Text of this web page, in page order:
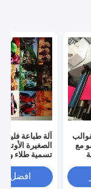
مع
آلة طباعة
تسمية طلاء
تسمية فليكس
ماكس. الويب
افضل